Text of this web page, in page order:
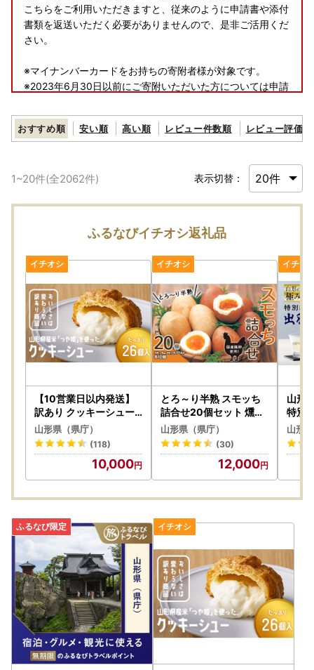
こちらをご利用いただきますと、従来のように申請書や添付
書類を返送いただく必要がありませんので、是非ご活用くだ
さい。
※マイナンバーカードをお持ちの寄附者様が対象です。
※2023年6月30日以前にご寄附いただいた方については申請
いただいた一部の方へはQRコード付きの申請書が送付され
る場合がございます。）
※公的個人認証アプリ「IAM」の詳細については以下よりご
https://iam-jpki.jp/lp/onestop/
【重要】ヤマト運輸の荷物転送有料化のお知らせ
ヤマト運輸の規定変更により、2023年6月1日（木）以降、
お荷物の送り状に記載されたご住所以外にお届け先を変更
（転送）する場合、送り状に記載されたお届け先から変更後
のお届け先までの配送料が着払いで発生いたします。
なお、ご贈答用の場合でも受取人様に着払いでご負担いただ
くことになりますので、お届け先のご住所をご入力いただく
よろしくお願い申し上げます。
※転送を拒否された場合の返礼品の再発送はいたしません。
詳しくはヤマト運輸のホームページをご確認ください。
おすすめ順 安い順 高い順 レビュー件数順 レビュー評価順
1~20件(全2062件) 表示切替：
ふるなびイチオシ返礼品
【10営業日以内発送】
訳あり クッキーシュー
クリーム 26個 高評価 ご
家庭用 お菓子 小分け ス
イーツ F2Y-5940
山形県（県庁）
(118)
10,000
とろ～り半熟 スモッち
詰合せ20個セット 燻製
半熟 卵 国産 お取り寄せ
名産品 山形発 くんせい
味付き 塩味 たまご すも
っち ギフト F2Y-0772
山形県（県庁）
(30)
12,000
山形
特別
2Y-
山形